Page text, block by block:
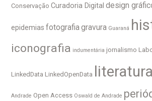
Conservação Curadoria Digital design
epidemias fotografiagravura Guaraná
iconografia indumentária jornalismo
LinkedData LinkedOpenData literatura
Andrade Open Access Oswald de Andrade